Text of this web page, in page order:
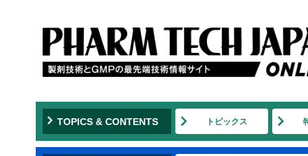
to
navigation
TOPICS & CONTENTS トピックス